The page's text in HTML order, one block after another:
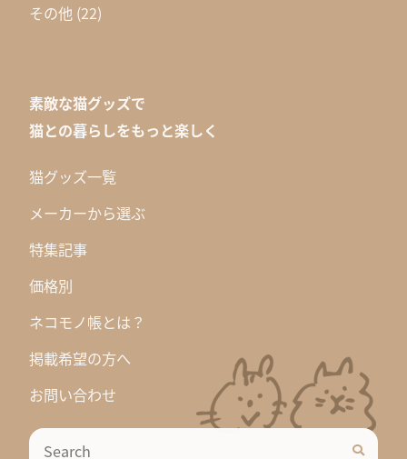
その他 (22)
素敵な猫グッズで
猫との暮らしをもっと楽しく
猫グッズ一覧
メーカーから選ぶ
特集記事
価格別
ネコモノ帳とは？
掲載希望の方へ
お問い合わせ